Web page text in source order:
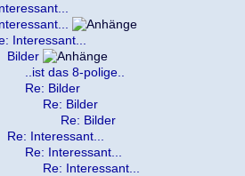
Interessant...
Bilder
..ist das 8-polige..
Re: Bilder
Re: Bilder
Re: Bilder
Re: Interessant...
Re: Interessant...
Re: Interessant...